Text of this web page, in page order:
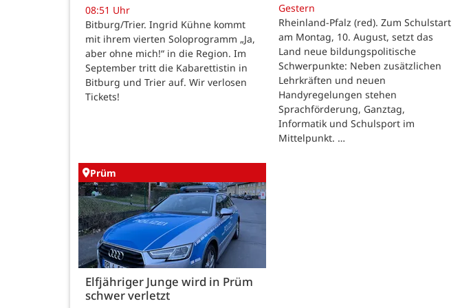
08:51 Uhr
Bitburg/Trier. Ingrid Kühne kommt
mit ihrem vierten Soloprogramm „Ja,
aber ohne mich!“ in die Region. Im
September tritt die Kabarettistin in
Bitburg und Trier auf. Wir verlosen
Tickets!
Gestern
Rheinland-Pfalz (red). Zum Schulstart
am Montag, 10. August, setzt das
Land neue bildungspolitische
Schwerpunkte: Neben zusätzlichen
Lehrkräften und neuen
Handyregelungen stehen
Sprachförderung, Ganztag,
Informatik und Schulsport im
Mittelpunkt. …
Prüm
Elfjähriger Junge wird in Prüm
schwer verletzt